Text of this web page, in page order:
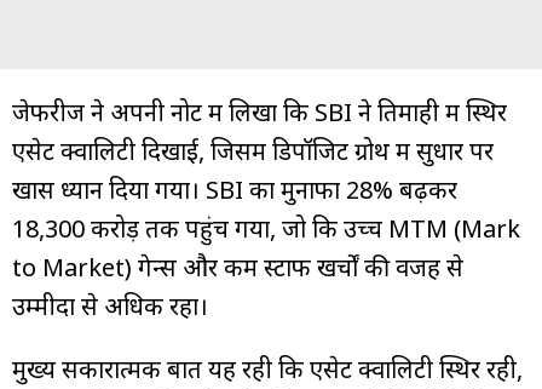
जेफरीज ने अपनी नोट में लिखा कि SBI ने तिमाही में स्थिर
एसेट क्वालिटी दिखाई, जिसमें डिपॉजिट ग्रोथ में सुधार पर
खास ध्यान दिया गया। SBI का मुनाफा 28% बढ़कर
₹18,300 करोड़ तक पहुंच गया, जो कि उच्च MTM (Mark
to Market) गेन्स और कम स्टाफ खर्चों की वजह से
उम्मीदों से अधिक रहा।
मुख्य सकारात्मक बात यह रही कि एसेट क्वालिटी स्थिर रही,